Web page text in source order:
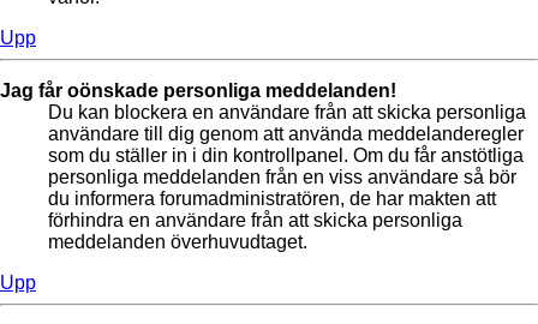
Upp
Jag får oönskade personliga meddelanden!
Du kan blockera en användare från att skicka personliga
användare till dig genom att använda meddelanderegler
som du ställer in i din kontrollpanel. Om du får anstötliga
personliga meddelanden från en viss användare så bör
du informera forumadministratören, de har makten att
förhindra en användare från att skicka personliga
meddelanden överhuvudtaget.
Upp